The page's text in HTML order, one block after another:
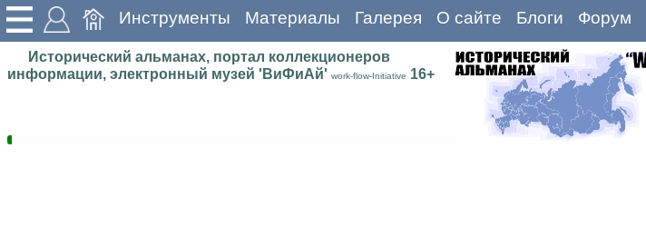
Инструменты Материалы Галерея О сайте Блоги Форум
Исторический альманах, портал коллекционеров
информации, электронный музей 'ВиФиАй' work-flow-Initiative 16+